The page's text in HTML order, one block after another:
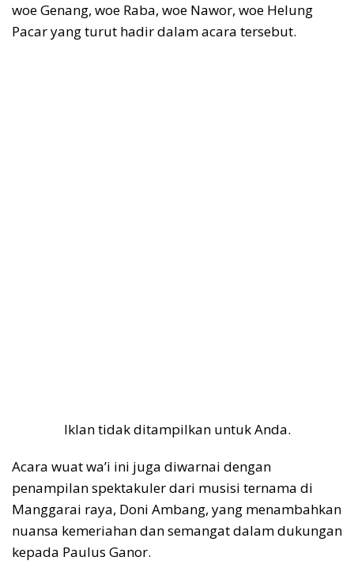
woe Genang, woe Raba, woe Nawor, woe Helung
Pacar yang turut hadir dalam acara tersebut.
Iklan tidak ditampilkan untuk Anda.
Acara wuat wa’i ini juga diwarnai dengan
penampilan spektakuler dari musisi ternama di
Manggarai raya, Doni Ambang, yang menambahkan
nuansa kemeriahan dan semangat dalam dukungan
kepada Paulus Ganor.